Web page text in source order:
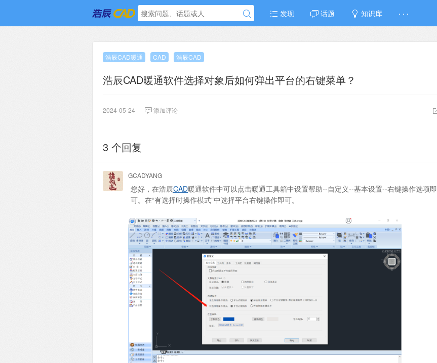
发现 话题 知识库 · · ·
浩辰CAD暖通 CAD 浩辰CAD
浩辰CAD暖通软件选择对象后如何弹出平台的右键菜单？
2024-05-24 添加评论
3 个回复
GCADYANG
您好，在浩辰CAD暖通软件中可以点击暖通工具箱中设置帮助--自定义--基本设置--右键操作选项即
可。在“有选择时操作模式”中选择平台右键操作即可。